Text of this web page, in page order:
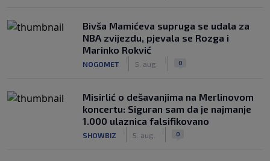
Bivša Mamićeva supruga se udala za
NBA zvijezdu, pjevala se Rozga i
Marinko Rokvić
NOGOMET 5. aug. 0
Misirlić o dešavanjima na Merlinovom
koncertu: Siguran sam da je najmanje
1.000 ulaznica falsifikovano
SHOWBIZ 5. aug. 0